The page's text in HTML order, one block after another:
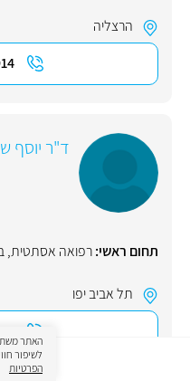
הרצליה
ד"ר יוסף
תחום ראשי:רפואה אסתטית,
תל אביב יפו
לשיפור
הפרטיות